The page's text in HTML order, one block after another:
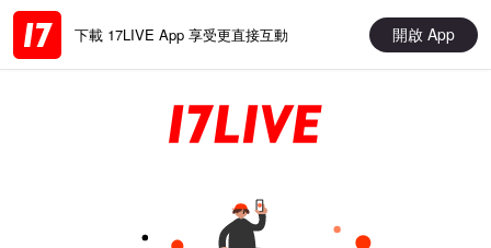
下載 17LIVE App 享受更直接互動 開啟 App